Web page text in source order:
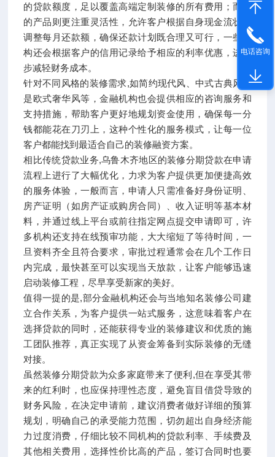
的贷款额度，足以覆盖高端定制装修的所有费用；而有
的产品则更注重灵活性，允许客户根据自身现金流状况
调整每月还款额，确保还款计划既合理又可行，一些机
构还会根据客户的信用记录给予相应的利率优惠，进一
步减轻财务成本。
针对不同风格的装修需求,如简约现代风、中式古典风或
是欧式奢华风等，金融机构也会提供相应的咨询服务和
支持措施，帮助客户更好地规划资金使用，确保每一分
钱都能花在刀刃上，这种个性化的服务模式，让每一位
客户都能找到最适合自己的装修融资方案。
相比传统贷款业务,乌鲁木齐地区的装修分期贷款在申请
流程上进行了大幅优化，力求为客户提供更加便捷高效
的服务体验，一般而言，申请人只需准备好身份证明、
房产证明（如房产证或购房合同）、收入证明等基本材
料，并通过线上平台或前往指定网点提交申请即可，许
多机构还支持在线预审功能，大大缩短了等待时间，一
旦资料齐全且符合要求，审批过程通常会在几个工作日
内完成，最快甚至可以实现当天放款，让客户能够迅速
启动装修工程，尽早享受新家的美好。
值得一提的是,部分金融机构还会与当地知名装修公司建
立合作关系，为客户提供一站式服务，这意味着客户在
选择贷款的同时，还能获得专业的装修建议和优质的施
工团队推荐，真正实现了从资金筹备到实际装修的无缝
对接。
虽然装修分期贷款为众多家庭带来了便利,但在享受其带
来的红利时，也应保持理性态度，避免盲目借贷导致的
财务风险，在决定申请前，建议消费者做好详细的预算
规划，明确自己的承受能力范围，切勿超出自身经济能
力过度消费，仔细比较不同机构的贷款利率、手续费及
其他相关费用，选择性价比高的产品，签订合同时也要
电话咨询